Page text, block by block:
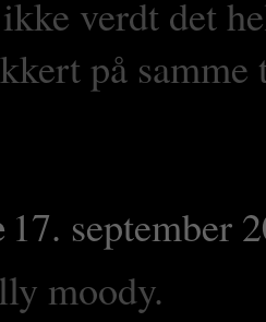
verdt det
på samme
17. september
moody.